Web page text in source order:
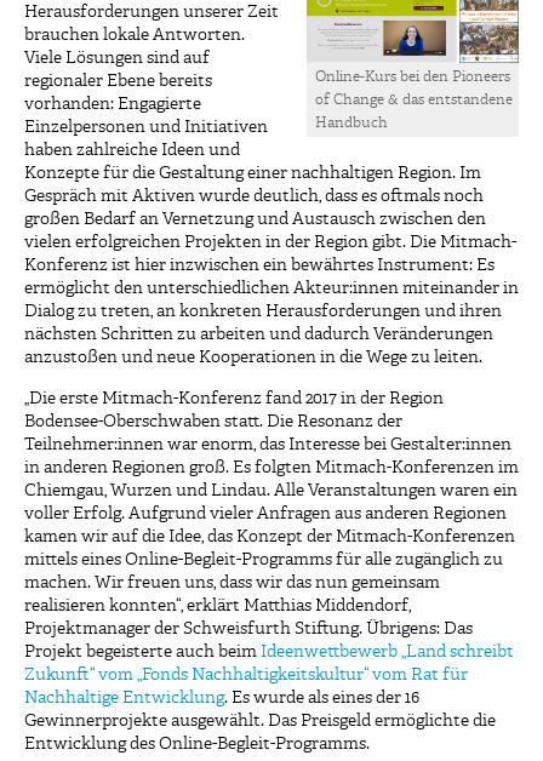
Online-Kurs bei den Pioneers
of Change & das entstandene
Handbuch
Herausforderungen unserer Zeit
brauchen lokale Antworten.
Viele Lösungen sind auf
regionaler Ebene bereits
vorhanden: Engagierte
Einzelpersonen und Initiativen
haben zahlreiche Ideen und
Konzepte für die Gestaltung einer nachhaltigen Region. Im
Gespräch mit Aktiven wurde deutlich, dass es oftmals noch
großen Bedarf an Vernetzung und Austausch zwischen den
vielen erfolgreichen Projekten in der Region gibt. Die Mitmach-
Konferenz ist hier inzwischen ein bewährtes Instrument: Es
ermöglicht den unterschiedlichen Akteur:innen miteinander in
Dialog zu treten, an konkreten Herausforderungen und ihren
nächsten Schritten zu arbeiten und dadurch Veränderungen
anzustoßen und neue Kooperationen in die Wege zu leiten.
„Die erste Mitmach-Konferenz fand 2017 in der Region
Bodensee-Oberschwaben statt. Die Resonanz der
Teilnehmer:innen war enorm, das Interesse bei Gestalter:innen
in anderen Regionen groß. Es folgten Mitmach-Konferenzen im
Chiemgau, Wurzen und Lindau. Alle Veranstaltungen waren ein
voller Erfolg. Aufgrund vieler Anfragen aus anderen Regionen
kamen wir auf die Idee, das Konzept der Mitmach-Konferenzen
mittels eines Online-Begleit-Programms für alle zugänglich zu
machen. Wir freuen uns, dass wir das nun gemeinsam
realisieren konnten“, erklärt Matthias Middendorf,
Projektmanager der Schweisfurth Stiftung. Übrigens: Das
Projekt begeisterte auch beim Ideenwettbewerb „Land schreibt
Zukunft“ vom „Fonds Nachhaltigkeitskultur“ vom Rat für
Nachhaltige Entwicklung. Es wurde als eines der 16
Gewinnerprojekte ausgewählt. Das Preisgeld ermöglichte die
Entwicklung des Online-Begleit-Programms.